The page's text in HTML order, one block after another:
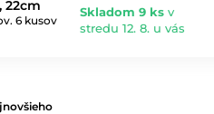
22cm
6 kusov
Skladom 9 ks v
stredu 12. 8. u vás